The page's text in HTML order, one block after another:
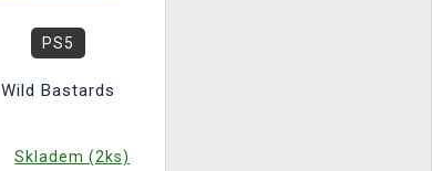
PS5
Wild Bastards
Skladem (2ks)